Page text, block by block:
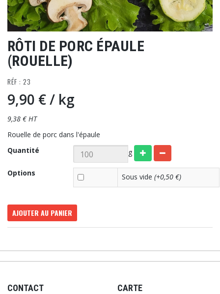
RÔTI DE PORC ÉPAULE
(ROUELLE)
RÉF : 23
9,90 €/ kg
9,38 € HT
Rouelle de porc dans l'épaule
Quantité
g
Options Sous vide (+0,50 €)
AJOUTER AU PANIER
CONTACT CARTE